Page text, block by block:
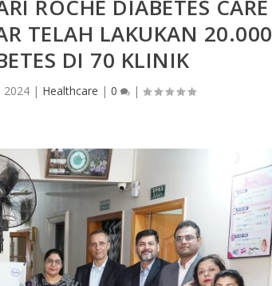
ROCHE DIABETES CARE
TELAH LAKUKAN 20.000
DI 70 KLINIK
2024 | Healthcare |0 |